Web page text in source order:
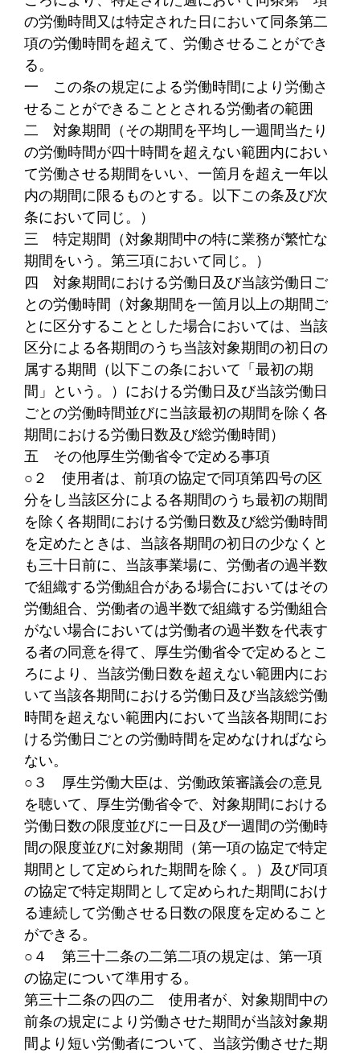
の労働時間又は特定された日において同条第二
項の労働時間を超えて、労働させることができ
る。
一 この条の規定による労働時間により労働さ
せることができることとされる労働者の範囲
二 対象期間（その期間を平均し一週間当たり
の労働時間が四十時間を超えない範囲内におい
て労働させる期間をいい、一箇月を超え一年以
内の期間に限るものとする。以下この条及び次
条において同じ。）
三 特定期間（対象期間中の特に業務が繁忙な
期間をいう。第三項において同じ。）
四 対象期間における労働日及び当該労働日ご
との労働時間（対象期間を一箇月以上の期間ご
とに区分することとした場合においては、当該
区分による各期間のうち当該対象期間の初日の
属する期間（以下この条において「最初の期
間」という。）における労働日及び当該労働日
ごとの労働時間並びに当該最初の期間を除く各
期間における労働日数及び総労働時間）
五 その他厚生労働省令で定める事項
○２ 使用者は、前項の協定で同項第四号の区
分をし当該区分による各期間のうち最初の期間
を除く各期間における労働日数及び総労働時間
を定めたときは、当該各期間の初日の少なくと
も三十日前に、当該事業場に、労働者の過半数
で組織する労働組合がある場合においてはその
労働組合、労働者の過半数で組織する労働組合
がない場合においては労働者の過半数を代表す
る者の同意を得て、厚生労働省令で定めるとこ
ろにより、当該労働日数を超えない範囲内にお
いて当該各期間における労働日及び当該総労働
時間を超えない範囲内において当該各期間にお
ける労働日ごとの労働時間を定めなければなら
ない。
○３ 厚生労働大臣は、労働政策審議会の意見
を聴いて、厚生労働省令で、対象期間における
労働日数の限度並びに一日及び一週間の労働時
間の限度並びに対象期間（第一項の協定で特定
期間として定められた期間を除く。）及び同項
の協定で特定期間として定められた期間におけ
る連続して労働させる日数の限度を定めること
ができる。
○４ 第三十二条の二第二項の規定は、第一項
の協定について準用する。
第三十二条の四の二 使用者が、対象期間中の
前条の規定により労働させた期間が当該対象期
間より短い労働者について、当該労働させた期